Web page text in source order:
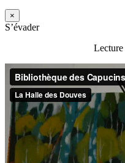
×
S’évader
Lecture